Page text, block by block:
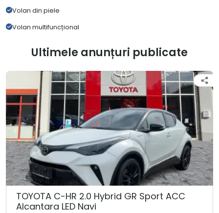
Volan din piele
Volan multifuncțional
Ultimele anunțuri publicate
TOYOTA C-HR 2.0 Hybrid GR Sport ACC
Alcantara LED Navi